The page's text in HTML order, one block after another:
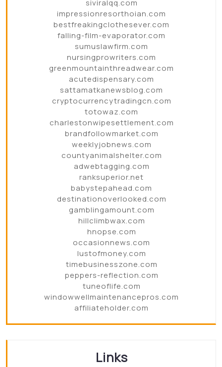
siviralqq.com
impressionresorthoian.com
bestfreakingclothesever.com
falling-film-evaporator.com
sumuslawfirm.com
nursingprowriters.com
greenmountainthreadwear.com
acutedispensary.com
sattamatkanewsblog.com
cryptocurrencytradingcn.com
totowaz.com
charlestonwipesettlement.com
brandfollowmarket.com
weeklyjobnews.com
countyanimalshelter.com
adwebtagging.com
ranksuperior.net
babystepahead.com
destinationoverlooked.com
gamblingamount.com
hillclimbwax.com
hnopse.com
occasionnews.com
lustofmoney.com
timebusinesszone.com
peppers-reflection.com
tuneoflife.com
windowwellmaintenancepros.com
affiliateholder.com
Links